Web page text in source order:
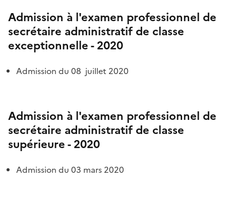
Admission à l'examen professionnel de
secrétaire administratif de classe
exceptionnelle - 2020
Admission du 08 juillet 2020
Admission à l'examen professionnel de
secrétaire administratif de classe
supérieure - 2020
Admission du 03 mars 2020